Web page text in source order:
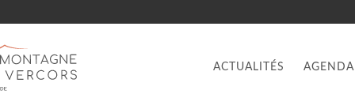
ACTUALITÉS AGENDA